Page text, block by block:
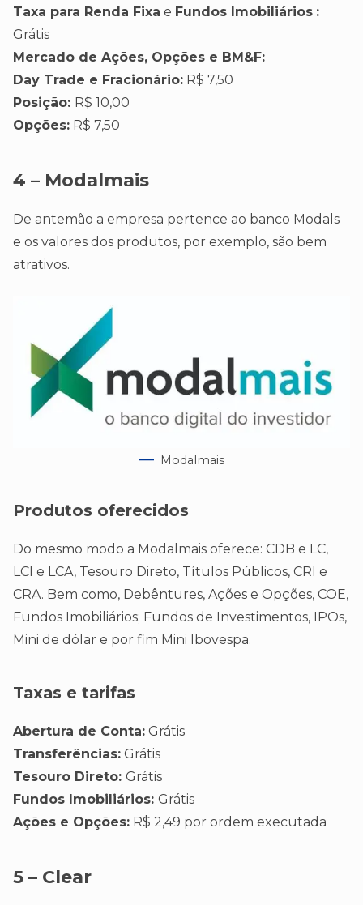
Taxa para Renda Fixa e Fundos Imobiliários :
Grátis
Mercado de Ações, Opções e BM&F:
Day Trade e Fracionário: R$ 7,50
Posição: R$ 10,00
Opções: R$ 7,50
4 – Modalmais
De antemão a empresa pertence ao banco Modals
e os valores dos produtos, por exemplo, são bem
atrativos.
Modalmais
Produtos oferecidos
Do mesmo modo a Modalmais oferece: CDB e LC,
LCI e LCA, Tesouro Direto, Títulos Públicos, CRI e
CRA. Bem como, Debêntures, Ações e Opções, COE,
Fundos Imobiliários; Fundos de Investimentos, IPOs,
Mini de dólar e por fim Mini Ibovespa.
Taxas e tarifas
Abertura de Conta: Grátis
Transferências: Grátis
Tesouro Direto: Grátis
Fundos Imobiliários: Grátis
Ações e Opções: R$ 2,49 por ordem executada
5 – Clear